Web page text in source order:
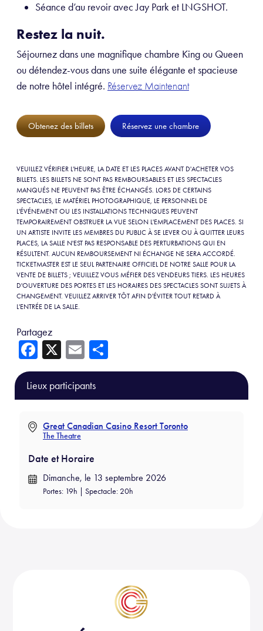
Séance d’au revoir avec Jay Park et LNGSHOT.
Restez la nuit.
Séjournez dans une magnifique chambre King ou Queen
ou détendez-vous dans une suite élégante et spacieuse
de notre hôtel intégré. Réservez Maintenant
Obtenez des billets Réservez une chambre
VEUILLEZ VÉRIFIER L'HEURE, LA DATE ET LES PLACES AVANT D'ACHETER VOS
BILLETS. LES BILLETS NE SONT PAS REMBOURSABLES ET LES SPECTACLES
MANQUÉS NE PEUVENT PAS ÊTRE ÉCHANGÉS. LORS DE CERTAINS
SPECTACLES, LE MATÉRIEL PHOTOGRAPHIQUE, LE PERSONNEL DE
L'ÉVÉNEMENT OU LES INSTALLATIONS TECHNIQUES PEUVENT
TEMPORAIREMENT OBSTRUER LA VUE SELON L'EMPLACEMENT DES PLACES. SI
UN ARTISTE INVITE LES MEMBRES DU PUBLIC À SE LEVER OU À QUITTER LEURS
PLACES, LA SALLE N'EST PAS RESPONSABLE DES PERTURBATIONS QUI EN
RÉSULTENT. AUCUN REMBOURSEMENT NI ÉCHANGE NE SERA ACCORDÉ.
TICKETMASTER EST LE SEUL PARTENAIRE OFFICIEL DE NOTRE SALLE POUR LA
VENTE DE BILLETS ; VEUILLEZ VOUS MÉFIER DES VENDEURS TIERS. LES HEURES
D'OUVERTURE DES PORTES ET LES HORAIRES DES SPECTACLES SONT SUJETS À
CHANGEMENT. VEUILLEZ ARRIVER TÔT AFIN D'ÉVITER TOUT RETARD À
L'ENTRÉE DE LA SALLE.
Partagez
Fa
ce
b
o
ok
X
E
m
ail
ar
Lieux participants
Great Canadian Casino Resort Toronto
The Theatre
Date et Horaire
Dimanche, le 13 septembre 2026
Portes: 19h | Spectacle: 20h